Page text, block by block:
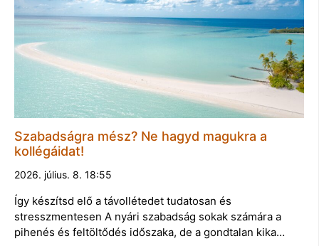
Szabadságra mész? Ne hagyd magukra a
kollégáidat!
2026. július. 8. 18:55
Így készítsd elő a távollétedet tudatosan és
stresszmentesen A nyári szabadság sokak számára a
pihenés és feltöltődés időszaka, de a gondtalan kika…